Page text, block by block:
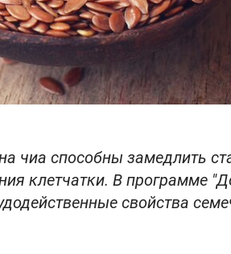
чиа способны замедлить
клетчатки. В программе
свойства